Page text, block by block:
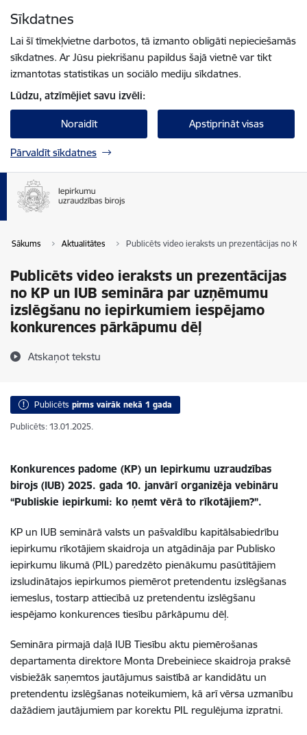
Sīkdatnes
Lai šī tīmekļvietne darbotos, tā izmanto obligāti nepieciešamās
sīkdatnes. Ar Jūsu piekrišanu papildus šajā vietnē var tikt
izmantotas statistikas un sociālo mediju sīkdatnes.
Lūdzu, atzīmējiet savu izvēli:
Noraidīt Apstiprināt visas
Pārvaldīt sīkdatnes
Sākums Aktualitātes Publicēts video ieraksts un prezentācijas no
Publicēts video ieraksts un prezentācijas
no KP un IUB semināra par uzņēmumu
izslēgšanu no iepirkumiem iespējamo
konkurences pārkāpumu dēļ
Atskaņot tekstu
Publicēts pirms vairāk nekā 1 gada
Publicēts: 13.01.2025.
Konkurences padome (KP) un Iepirkumu uzraudzības
birojs (IUB) 2025. gada 10. janvārī organizēja vebināru
“Publiskie iepirkumi: ko ņemt vērā to rīkotājiem?”.
KP un IUB seminārā valsts un pašvaldību kapitālsabiedrību
iepirkumu rīkotājiem skaidroja un atgādināja par Publisko
iepirkumu likumā (PIL) paredzēto pienākumu pasūtītājiem
izsludinātajos iepirkumos piemērot pretendentu izslēgšanas
iemeslus, tostarp attiecībā uz pretendentu izslēgšanu
iespējamo konkurences tiesību pārkāpumu dēļ.
Semināra pirmajā daļā IUB Tiesību aktu piemērošanas
departamenta direktore Monta Drebeiniece skaidroja praksē
visbiežāk saņemtos jautājumus saistībā ar kandidātu un
pretendentu izslēgšanas noteikumiem, kā arī vērsa uzmanību
dažādiem jautājumiem par korektu PIL regulējuma izpratni.